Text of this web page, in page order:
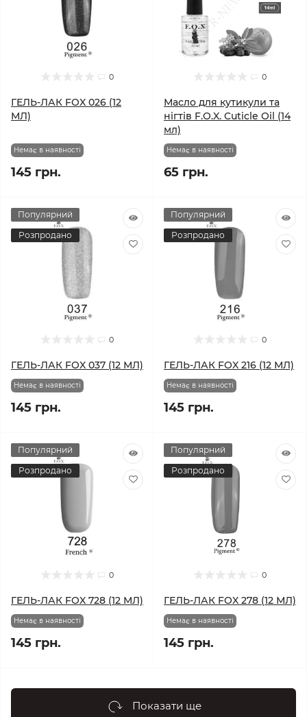
0
ГЕЛЬ-ЛАК FOX 026 (12
МЛ)
Немає в наявності
145 грн.
0
Масло для кутикули та
нігтів F.O.X. Cuticle Oil (14
мл)
Немає в наявності
65 грн.
Популярний
Розпродано
0
ГЕЛЬ-ЛАК FOX 037 (12 МЛ)
Немає в наявності
145 грн.
Популярний
Розпродано
0
ГЕЛЬ-ЛАК FOX 216 (12 МЛ)
Немає в наявності
145 грн.
Популярний
Розпродано
0
ГЕЛЬ-ЛАК FOX 728 (12 МЛ)
Немає в наявності
145 грн.
Популярний
Розпродано
0
ГЕЛЬ-ЛАК FOX 278 (12 МЛ)
Немає в наявності
145 грн.
Показати ще